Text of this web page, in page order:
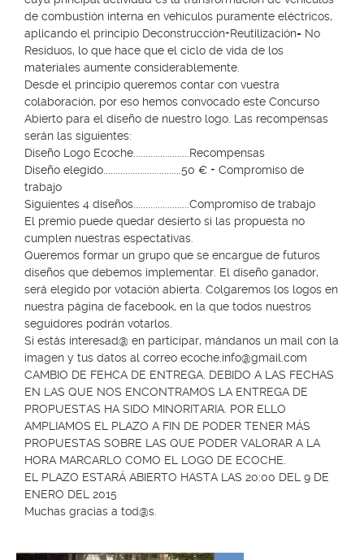
de combustión interna en vehículos puramente eléctricos,
aplicando el principio Deconstrucción+Reutilización= No
Residuos, lo que hace que el ciclo de vida de los
materiales aumente considerablemente.
Desde el principio queremos contar con vuestra
colaboración, por eso hemos convocado este Concurso
Abierto para el diseño de nuestro logo. Las recompensas
serán las siguientes:
Diseño Logo Ecoche.......................Recompensas
Diseño elegido................................50 € + Compromiso de
trabajo
Siguientes 4 diseños.......................Compromiso de trabajo
El premio puede quedar desierto si las propuesta no
cumplen nuestras espectativas.
Queremos formar un grupo que se encargue de futuros
diseños que debemos implementar. El diseño ganador,
será elegido por votación abierta. Colgaremos los logos en
nuestra página de facebook, en la que todos nuestros
seguidores podrán votarlos.
Si estás interesad@ en participar, mándanos un mail con la
imagen y tus datos al correo ecoche.info@gmail.com
CAMBIO DE FEHCA DE ENTREGA. DEBIDO A LAS FECHAS
EN LAS QUE NOS ENCONTRAMOS LA ENTREGA DE
PROPUESTAS HA SIDO MINORITARIA. POR ELLO
AMPLIAMOS EL PLAZO A FIN DE PODER TENER MÁS
PROPUESTAS SOBRE LAS QUE PODER VALORAR A LA
HORA MARCARLO COMO EL LOGO DE ECOCHE.
EL PLAZO ESTARÁ ABIERTO HASTA LAS 20:00 DEL 9 DE
ENERO DEL 2015
Muchas gracias a tod@s.